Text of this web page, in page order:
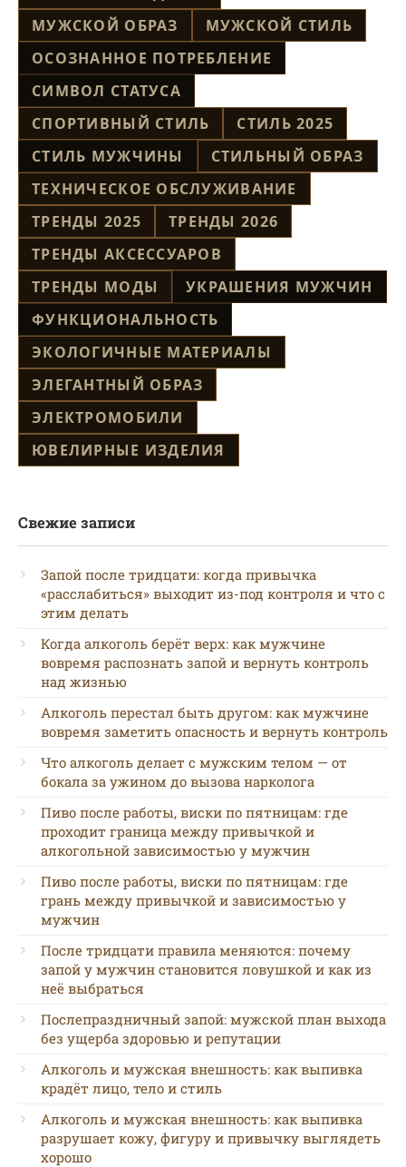
МУЖСКОЙ ОБРАЗ
МУЖСКОЙ СТИЛЬ
ОСОЗНАННОЕ ПОТРЕБЛЕНИЕ
СИМВОЛ СТАТУСА
СПОРТИВНЫЙ СТИЛЬ
СТИЛЬ 2025
СТИЛЬ МУЖЧИНЫ
СТИЛЬНЫЙ ОБРАЗ
ТЕХНИЧЕСКОЕ ОБСЛУЖИВАНИЕ
ТРЕНДЫ 2025
ТРЕНДЫ 2026
ТРЕНДЫ АКСЕССУАРОВ
ТРЕНДЫ МОДЫ
УКРАШЕНИЯ МУЖЧИН
ФУНКЦИОНАЛЬНОСТЬ
ЭКОЛОГИЧНЫЕ МАТЕРИАЛЫ
ЭЛЕГАНТНЫЙ ОБРАЗ
ЭЛЕКТРОМОБИЛИ
ЮВЕЛИРНЫЕ ИЗДЕЛИЯ
Свежие записи
Запой после тридцати: когда привычка
«расслабиться» выходит из-под контроля и что с
этим делать
Когда алкоголь берёт верх: как мужчине
вовремя распознать запой и вернуть контроль
над жизнью
Алкоголь перестал быть другом: как мужчине
вовремя заметить опасность и вернуть контроль
Что алкоголь делает с мужским телом — от
бокала за ужином до вызова нарколога
Пиво после работы, виски по пятницам: где
проходит граница между привычкой и
алкогольной зависимостью у мужчин
Пиво после работы, виски по пятницам: где
грань между привычкой и зависимостью у
мужчин
После тридцати правила меняются: почему
запой у мужчин становится ловушкой и как из
неё выбраться
Послепраздничный запой: мужской план выхода
без ущерба здоровью и репутации
Алкоголь и мужская внешность: как выпивка
крадёт лицо, тело и стиль
Алкоголь и мужская внешность: как выпивка
разрушает кожу, фигуру и привычку выглядеть
хорошо